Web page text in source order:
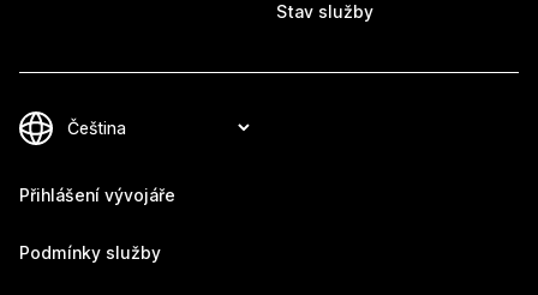
Stav služby
Přihlášení vývojáře
Podmínky služby